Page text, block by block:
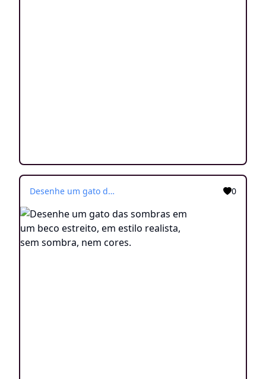
Desenhe um gato das sombras em um beco estreito, em estilo realista, sem sombra, nem cores. 0